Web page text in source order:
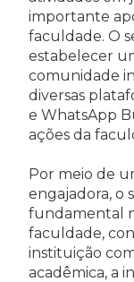
importante
faculdade. O
estabelecer
comunidade
diversas
e WhatsApp
ações da
Por meio de
engajadora, o
fundamental
faculdade,
instituição
acadêmica, a